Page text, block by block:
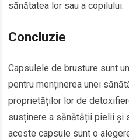
sănătatea lor sau a copilului.
Concluzie
Capsulele de brusture sunt
pentru menținerea unei
proprietăților lor de
susținere a sănătății pielii și
aceste capsule sunt o